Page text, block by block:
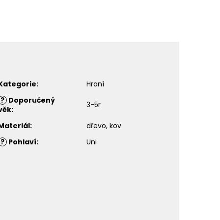
:
Hraní
? Doporučený
: 3-5r
:
dřevo, kov
? Pohlaví: Uni